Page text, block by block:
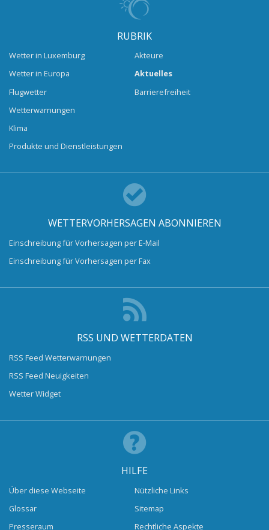
RUBRIK
Wetter in Luxemburg
Wetter in Europa
Flugwetter
Wetterwarnungen
Klima
Produkte und Dienstleistungen
Akteure
Aktuelles
Barrierefreiheit
WETTERVORHERSAGEN ABONNIEREN
Einschreibung für Vorhersagen per E-Mail
Einschreibung für Vorhersagen per Fax
RSS UND WETTERDATEN
RSS Feed Wetterwarnungen
RSS Feed Neuigkeiten
Wetter Widget
HILFE
Über diese Webseite
Glossar
Presseraum
Nützliche Links
Sitemap
Rechtliche Aspekte